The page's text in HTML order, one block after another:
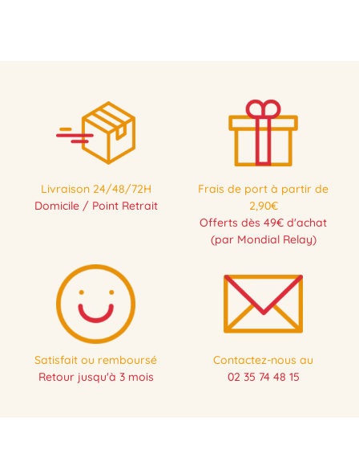
Livraison 24/48/72H
Domicile / Point Retrait
Frais de port à partir de
2,90€
Offerts dès 49€ d'achat
(par Mondial Relay)
Satisfait ou remboursé
Retour jusqu'à 3 mois
Contactez-nous au
02 35 74 48 15